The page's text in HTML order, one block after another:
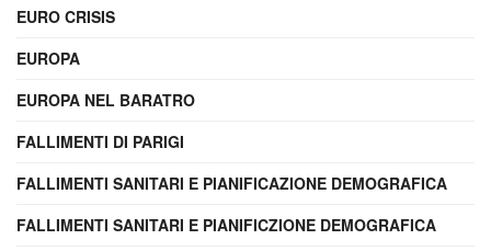
EURO CRISIS
EUROPA
EUROPA NEL BARATRO
FALLIMENTI DI PARIGI
FALLIMENTI SANITARI E PIANIFICAZIONE DEMOGRAFICA
FALLIMENTI SANITARI E PIANIFICZIONE DEMOGRAFICA